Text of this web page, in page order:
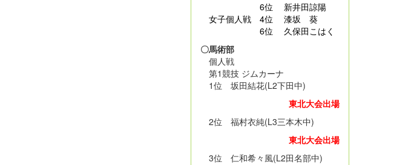
6位 新井田諒陽
女子個人戦 4位 漆坂 葵
6位 久保田こはく
〇馬術部
個人戦
第1競技 ジムカーナ
1位 坂田結花(L2下田中)
東北大会出場
2位 福村衣純(L3三本木中)
東北大会出場
3位 仁和希々風(L2田名部中)